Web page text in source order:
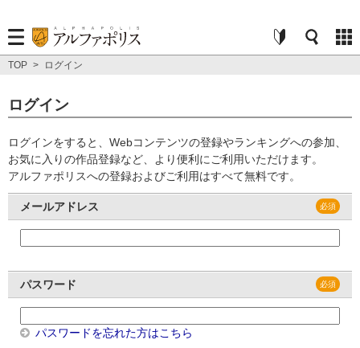
TOP > ログイン
ログイン
ログインをすると、Webコンテンツの登録やランキングへの参加、
お気に入りの作品登録など、より便利にご利用いただけます。
アルファポリスへの登録およびご利用はすべて無料です。
メールアドレス
パスワード
パスワードを忘れた方はこちら